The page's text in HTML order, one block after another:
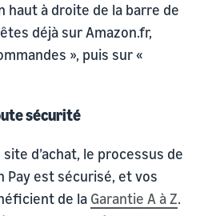
haut à droite de la barre de
déjà sur Amazon.fr,
», puis sur «
sécurité
d’achat, le processus de
Pay est sécurisé, et vos
de la Garantie A à Z.